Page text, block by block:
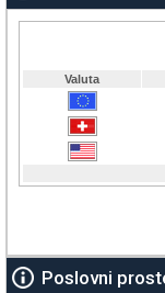
Poslovni